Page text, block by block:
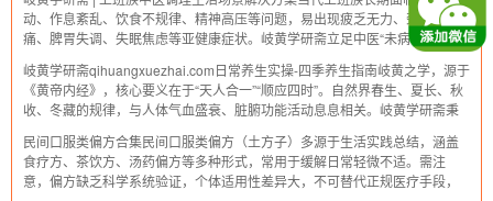
水银的功效主要集中于外用治疾、除
动、作息紊乱、饮食不规律、精神高压等问题，易出现疲乏无力、颈肩酸
痛、脾胃失调、失眠焦虑等亚健康症状。岐黄学研斋立足中医“未病先防、既
病防变”理念，结合日常核心生活场景，打造“碎片化养生+辨证调理”方案，让
上班族在忙碌中轻松养护身心。一
岐黄学研斋qihuangxuezhai.com日常养生实操-四季养生指南岐黄之学，源于
《黄帝内经》，核心要义在于“天人合一”“顺应四时”。自然界春生、夏长、秋
收、冬藏的规律，与人体气血盛衰、脏腑功能活动息息相关。岐黄学研斋秉
合时令调养身
民间口服类偏方合集民间口服类偏方（土方子）多源于生活实践总结，涵盖
食疗方、茶饮方、汤药偏方等多种形式，常用于缓解日常轻微不适。需注
意，偏方缺乏科学系统验证，个体适用性差异大，不可替代正规医疗手段，